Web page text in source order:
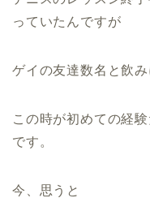
っていたんですが
ゲイの友達数名と飲
この時が初めての経
です。
今、思うと